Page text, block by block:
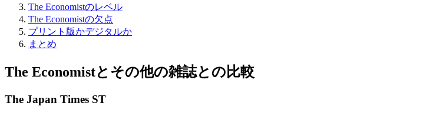
The Economistのレベル
The Economistの欠点
プリント版かデジタルか
まとめ
The Economistとその他の雑誌との比較
The Japan Times ST